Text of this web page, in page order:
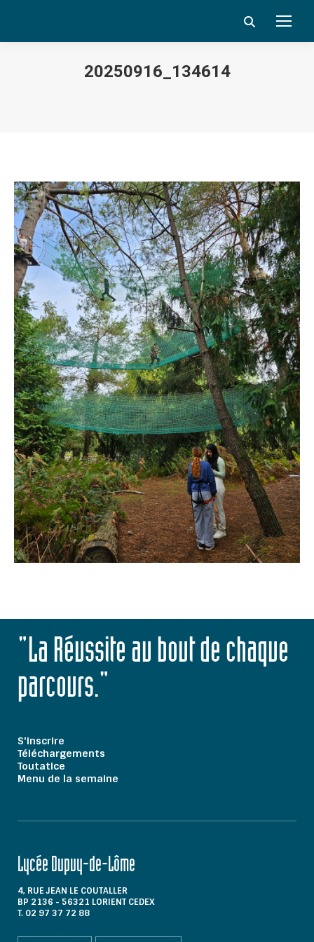
Search:
20250916_134614
"La Réussite au bout de chaque
parcours."
S'inscrire
Téléchargements
Toutatice
Menu de la semaine
Lycée Dupuy-de-Lôme
4, RUE JEAN LE COUTALLER
BP 2136 - 56321 LORIENT CEDEX
T. 02 97 37 72 88